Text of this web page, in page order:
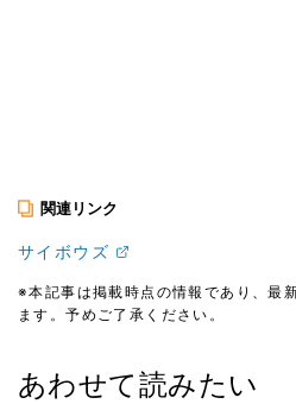
関連リンク
サイボウズ
※本記事は掲載時点の情報であり、最
ます。予めご了承ください。
あわせて読みたい